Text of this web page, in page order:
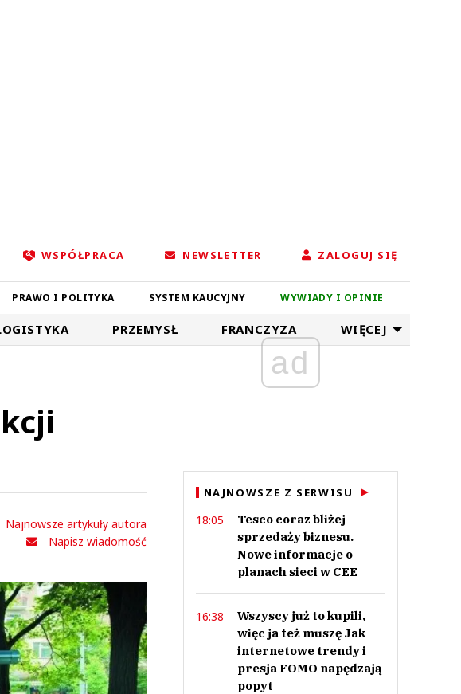
WSPÓŁPRACA NEWSLETTER ZALOGUJ SIĘ
PRAWO I POLITYKA SYSTEM KAUCYJNY WYWIADY I OPINIE
PRZEMYSŁ FRANCZYZA WIĘCEJ
Najnowsze artykuły autora
Napisz wiadomość
ad
NAJNOWSZE Z SERWISU
18:05
Tesco coraz bliżej
sprzedaży biznesu.
Nowe informacje o
planach sieci w CEE
16:38
Wszyscy już to kupili,
więc ja też muszę Jak
internetowe trendy i
presja FOMO napędzają
popyt